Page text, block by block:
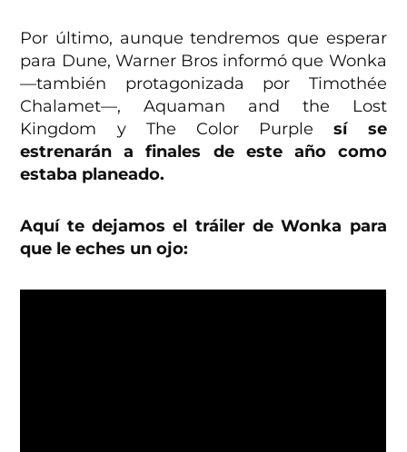
Por último, aunque tendremos que esperar
para Dune, Warner Bros informó que Wonka
—también protagonizada por Timothée
Chalamet—, Aquaman and the Lost
Kingdom y The Color Purplesí se
estrenarán a finales de este año como
estaba planeado.
Aquí te dejamos el tráiler de Wonka para
que le eches un ojo: